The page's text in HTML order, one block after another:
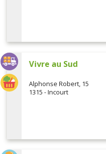
Vivre au Sud
Alphonse Robert, 15
1315 - Incourt